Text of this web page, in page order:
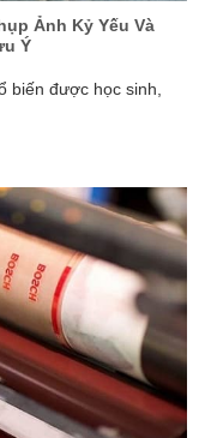
Ảnh Kỷ Yếu Và
Ý
biến được học sinh,